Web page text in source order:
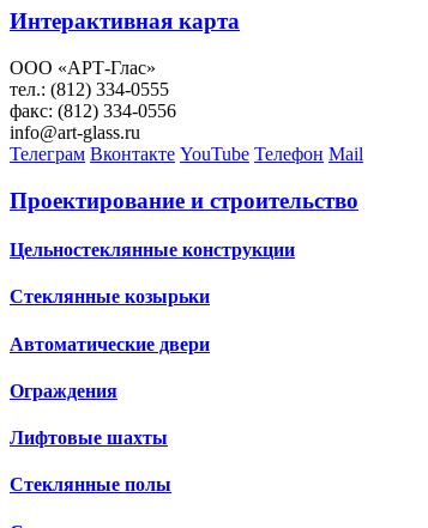
Интерактивная карта
ООО «АРТ-Глас»
тел.: (812) 334-0555
факс: (812) 334-0556
info@art-glass.ru
Телеграм Вконтакте YouTube Телефон Mail
Проектирование и строительство
Цельностеклянные конструкции
Стеклянные козырьки
Автоматические двери
Ограждения
Лифтовые шахты
Стеклянные полы